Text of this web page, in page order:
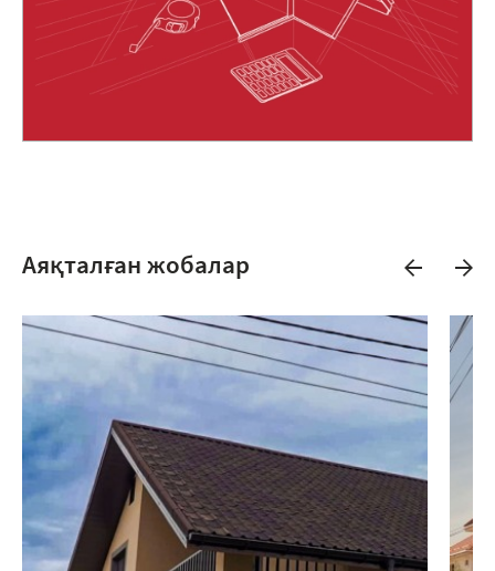
Аяқталған жобалар